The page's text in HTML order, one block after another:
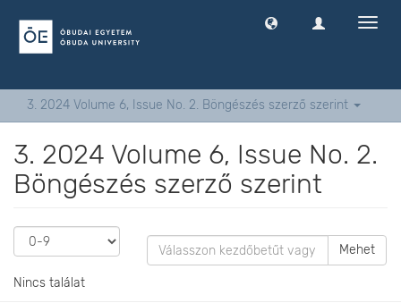
3. 2024 Volume 6, Issue No. 2. Böngészés szerző szerint
3. 2024 Volume 6, Issue No. 2.
Böngészés szerző szerint
Mehet
Nincs találat